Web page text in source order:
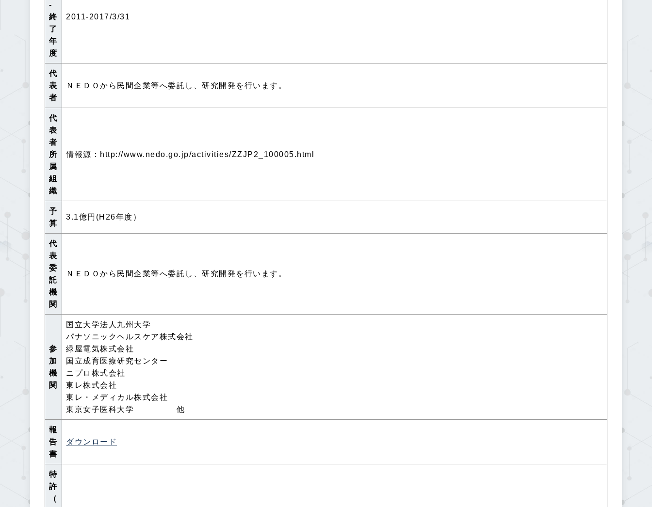
-
終
了
年
度
2011-2017/3/31
代
表
者
ＮＥＤＯから民間企業等へ委託し、研究開発を行います。
代
表
者
所
属
組
織
情報源：http://www.nedo.go.jp/activities/ZZJP2_100005.html
予
算
3.1億円(H26年度）
代
表
委
託
機
関
ＮＥＤＯから民間企業等へ委託し、研究開発を行います。
参
加
機
関
国立大学法人九州大学
パナソニックヘルスケア株式会社
緑屋電気株式会社
国立成育医療研究センター
ニプロ株式会社
東レ株式会社
東レ・メディカル株式会社
東京女子医科大学 他
報
告
書
ダウンロード
特
許
（